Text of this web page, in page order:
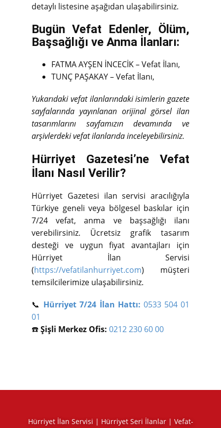
detaylı listesine aşağıdan ulaşabilirsiniz.
Bugün Vefat Edenler, Ölüm,
Başsağlığı ve Anma İlanları:
FATMA AYŞEN İNCECİK – Vefat İlanı,
TUNÇ PAŞAKAY – Vefat İlanı,
Yukarıdaki vefat ilanlarındaki isimlerin gazete
sayfalarında yayınlanan orijinal görsel ilan
tasarımlarını sayfamızın devamında ve
arşivlerdeki vefat ilanlarıda inceleyebilirsiniz.
Hürriyet Gazetesi’ne Vefat
İlanı Nasıl Verilir?
Hürriyet Gazetesi ilan servisi aracılığıyla
Türkiye geneli veya bölgesel baskılar için
7/24 vefat, anma ve başsağlığı ilanı
verebilirsiniz. Ücretsiz grafik tasarım
desteği ve uygun fiyat avantajları için
Hürriyet İlan Servisi
(https://vefatilanhurriyet.com) müşteri
temsilcilerimize ulaşabilirsiniz.
📞 Hürriyet 7/24 İlan Hattı: 0533 504 01
01
☎️Şişli Merkez Ofis: 0212 230 60 00
Hürriyet İlan Servisi | Hürriyet Seri İlanlar | Vefat-